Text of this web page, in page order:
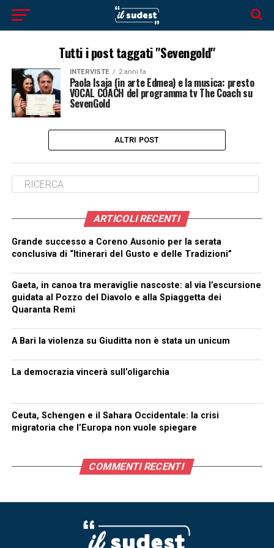
Tutti i post taggati "Sevengold"
INTERVISTE 2 anni fa
Paola Isaja (in arte Edmea) e la musica: presto
VOCAL COACH del programma tv The Coach su
SevenGold
ALTRI POST
ARTICOLI RECENTI
Grande successo a Coreno Ausonio per la serata
conclusiva di “Itinerari del Gusto e delle Tradizioni”
Gaeta, in canoa tra meraviglie nascoste: al via l’escursione
guidata al Pozzo del Diavolo e alla Spiaggetta dei
Quaranta Remi
A Bari la violenza su Giuditta non è stata un unicum
La democrazia vincerà sull’oligarchia
Ceuta, Schengen e il Sahara Occidentale: la crisi
migratoria che l’Europa non vuole spiegare
COMMENTI RECENTI